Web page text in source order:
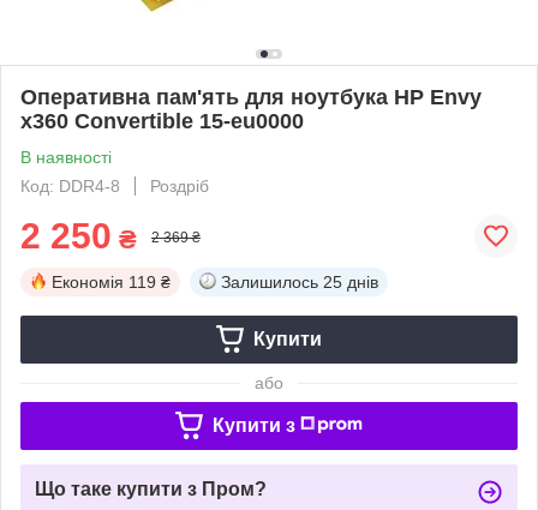
Оперативна пам'ять для ноутбука HP Envy
x360 Convertible 15-eu0000
В наявності
Код: DDR4-8
Роздріб
2 250 ₴ 2 369 ₴
Економія 119 ₴ Залишилось 25 днів
Купити
або
Купити з
Що таке купити з Пром?